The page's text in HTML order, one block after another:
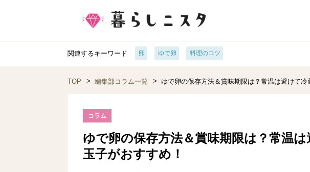
関連するキーワード 卵 ゆで卵 料理のコツ
TOP 編集部コラム一覧 ゆで卵の保存方法＆賞味期限は？常温は避けて冷
コラム
ゆで卵の保存方法＆賞味期限は？常温
玉子がおすすめ！